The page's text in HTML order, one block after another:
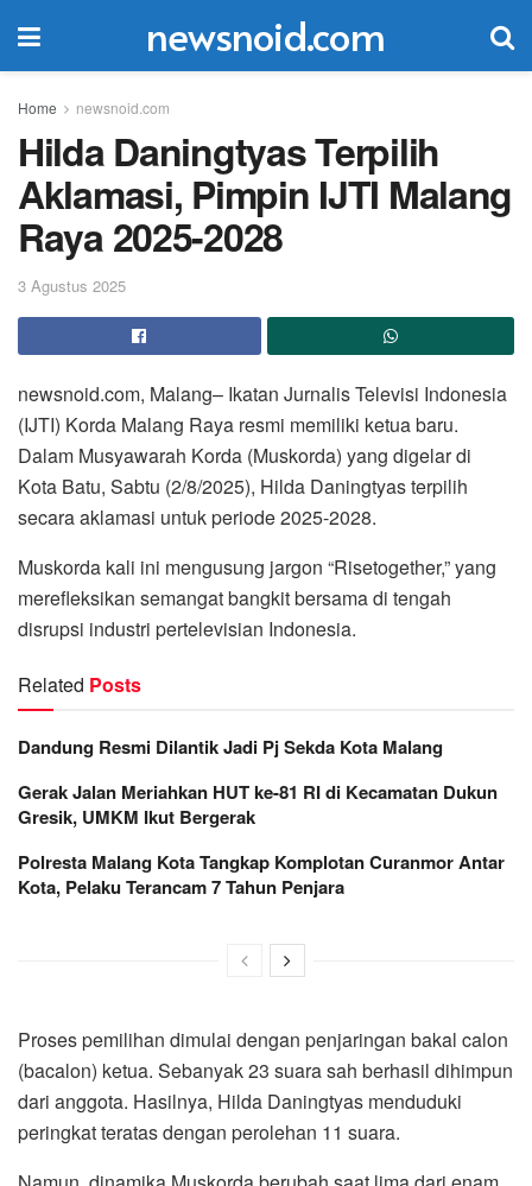
newsnoid.com
Home newsnoid.com
Hilda Daningtyas Terpilih
Aklamasi, Pimpin IJTI Malang
Raya 2025-2028
3 Agustus 2025
newsnoid.com, Malang– Ikatan Jurnalis Televisi Indonesia
(IJTI) Korda Malang Raya resmi memiliki ketua baru.
Dalam Musyawarah Korda (Muskorda) yang digelar di
Kota Batu, Sabtu (2/8/2025), Hilda Daningtyas terpilih
secara aklamasi untuk periode 2025-2028.
Muskorda kali ini mengusung jargon “Risetogether,” yang
merefleksikan semangat bangkit bersama di tengah
disrupsi industri pertelevisian Indonesia.
Related Posts
Dandung Resmi Dilantik Jadi Pj Sekda Kota Malang
Gerak Jalan Meriahkan HUT ke-81 RI di Kecamatan Dukun
Gresik, UMKM Ikut Bergerak
Polresta Malang Kota Tangkap Komplotan Curanmor Antar
Kota, Pelaku Terancam 7 Tahun Penjara
Proses pemilihan dimulai dengan penjaringan bakal calon
(bacalon) ketua. Sebanyak 23 suara sah berhasil dihimpun
dari anggota. Hasilnya, Hilda Daningtyas menduduki
peringkat teratas dengan perolehan 11 suara.